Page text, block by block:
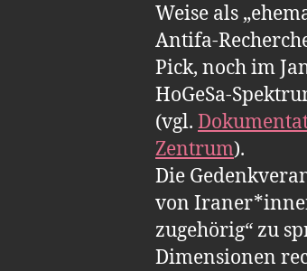
Weise als
Antifa-
Pick, noch im
HoGeSa-
(vgl.
Zentrum).
Die
von
zugehörig“ zu
Dimensionen